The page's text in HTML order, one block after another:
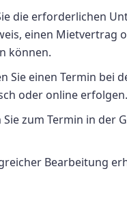
die erforderlichen
einen Mietvertrag
können.
Sie einen Termin bei
oder online erfolgen.
Sie zum Termin in der
Bearbeitung